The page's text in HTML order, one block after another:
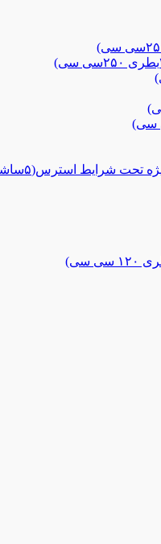
استرس(۵ساشه یک کیلوگرمی)
سی)